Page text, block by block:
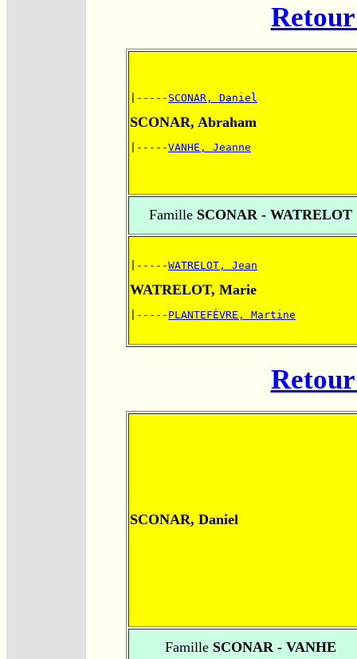
|----- SCONAR, Daniel
SCONAR, Abraham
|-----VANHE, Jeanne
Famille SCONAR - WATRELOT
|-----WATRELOT, Jean
WATRELOT, Marie
|----- PLANTEFÈVRE, Martine
SCONAR, Daniel
Famille SCONAR - VANHE